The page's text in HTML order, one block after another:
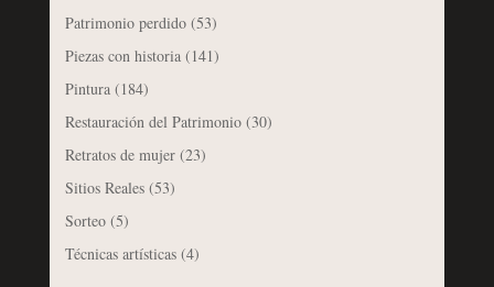
Patrimonio perdido(53)
Piezas con historia(141)
Pintura(184)
Restauración del Patrimonio(30)
Retratos de mujer(23)
Sitios Reales(53)
Sorteo(5)
Técnicas artísticas(4)